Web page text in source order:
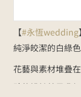
【#永恆wedding】
純淨皎潔的白綠
花藝與素材堆疊
驗的設計 就是我